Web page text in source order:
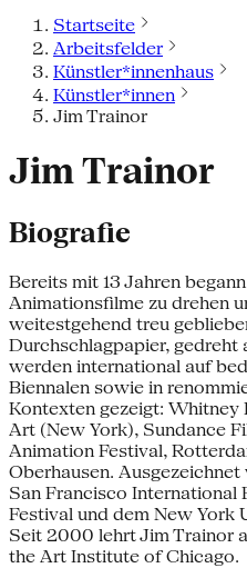
Startseite
Arbeitsfelder
Künstler*innenhaus
Künstler*innen
Jim Trainor
Jim Trainor
Biografie
Bereits mit 13 Jahren
Animationsfilme zu drehen
weitestgehend treu
Durchschlagpapier, gedreht
werden international auf
Biennalen sowie in
Kontexten gezeigt: Whitney
Art (New York), Sundance
Animation Festival,
Oberhausen.
San Francisco International
Festival und dem New York
Seit 2000 lehrt Jim Trainor
the Art Institute of Chicago.